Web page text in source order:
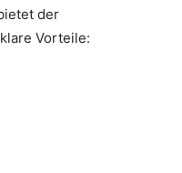
der
klare Vorteile: